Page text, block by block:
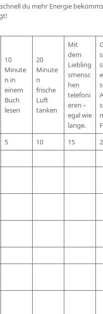
du mehr Energie
10
Minute
n in
einem
Buch
lesen
20
Minute
n
frische
Luft
tanken
Mit
dem
Liebling
smensc
hen
telefoni
eren –
egal wie
lange.
s
5 10 15